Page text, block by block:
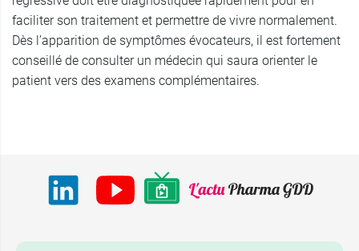
faciliter son traitement et permettre de vivre normalement.
Dès l’apparition de symptômes évocateurs, il est fortement
conseillé de consulter un médecin qui saura orienter le
patient vers des examens complémentaires.